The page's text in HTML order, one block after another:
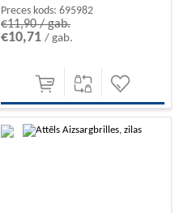
Preces kods: 695982
€11,90 / gab.
€10,71 / gab.